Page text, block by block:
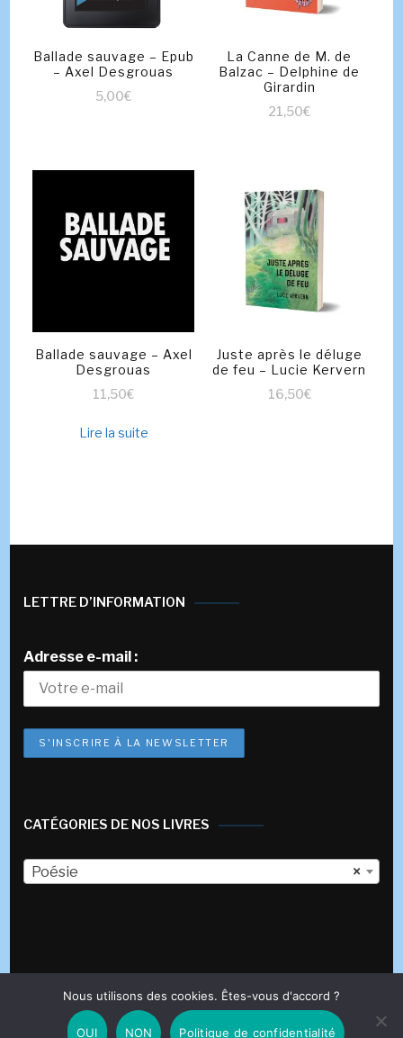
Ballade sauvage – Epub
– Axel Desgrouas
5,00€
La Canne de M. de
Balzac – Delphine de
Girardin
21,50€
Ballade sauvage – Axel
Desgrouas
11,50€
Lire la suite
Juste après le déluge
de feu – Lucie Kervern
16,50€
LETTRE D’INFORMATION
Adresse e-mail :
CATÉGORIES DE NOS LIVRES
×
Poésie
© 2017-2023 Éditions des VéliplanchistesFashion Stylist |
Développé parBlossom Themes .Propulsé par WordPress
.
Nous utilisons des cookies. Êtes-vous d'accord ?
OUI NON Politique de confidentialité